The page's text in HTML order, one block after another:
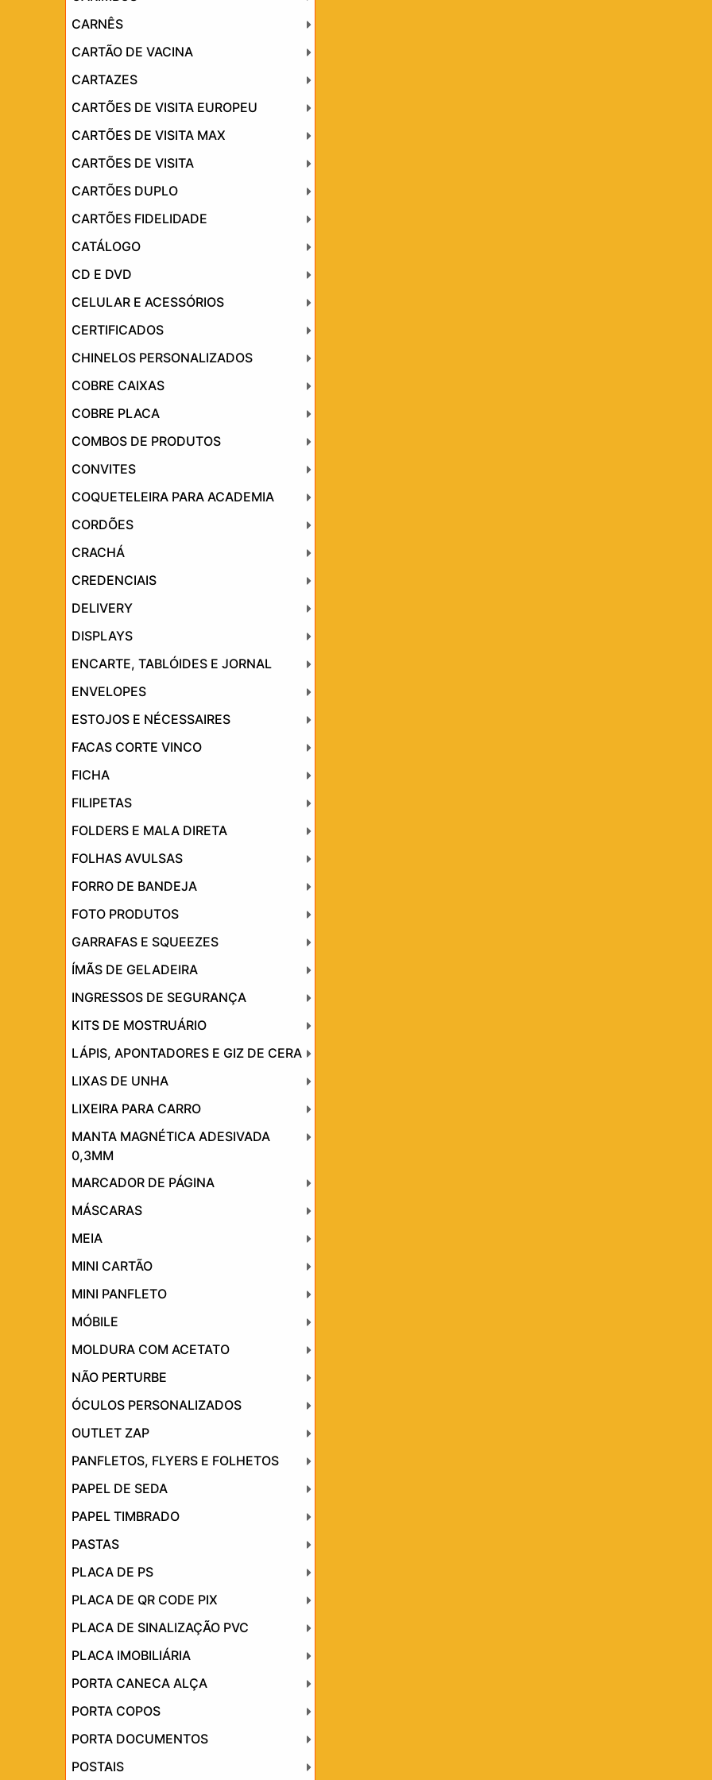
CARNÊS
CARTÃO DE VACINA
CARTAZES
CARTÕES DE VISITA EUROPEU
CARTÕES DE VISITA MAX
CARTÕES DE VISITA
CARTÕES DUPLO
CARTÕES FIDELIDADE
CATÁLOGO
CD E DVD
CELULAR E ACESSÓRIOS
CERTIFICADOS
CHINELOS PERSONALIZADOS
COBRE CAIXAS
COBRE PLACA
COMBOS DE PRODUTOS
CONVITES
COQUETELEIRA PARA ACADEMIA
CORDÕES
CRACHÁ
CREDENCIAIS
DELIVERY
DISPLAYS
ENCARTE, TABLÓIDES E JORNAL
ENVELOPES
ESTOJOS E NÉCESSAIRES
FACAS CORTE VINCO
FICHA
FILIPETAS
FOLDERS E MALA DIRETA
FOLHAS AVULSAS
FORRO DE BANDEJA
FOTO PRODUTOS
GARRAFAS E SQUEEZES
ÍMÃS DE GELADEIRA
INGRESSOS DE SEGURANÇA
KITS DE MOSTRUÁRIO
LÁPIS, APONTADORES E GIZ DE CERA
LIXAS DE UNHA
LIXEIRA PARA CARRO
MANTA MAGNÉTICA ADESIVADA
0,3MM
MARCADOR DE PÁGINA
MÁSCARAS
MEIA
MINI CARTÃO
MINI PANFLETO
MÓBILE
MOLDURA COM ACETATO
NÃO PERTURBE
ÓCULOS PERSONALIZADOS
OUTLET ZAP
PANFLETOS, FLYERS E FOLHETOS
PAPEL DE SEDA
PAPEL TIMBRADO
PASTAS
PLACA DE PS
PLACA DE QR CODE PIX
PLACA DE SINALIZAÇÃO PVC
PLACA IMOBILIÁRIA
PORTA CANECA ALÇA
PORTA COPOS
PORTA DOCUMENTOS
POSTAIS